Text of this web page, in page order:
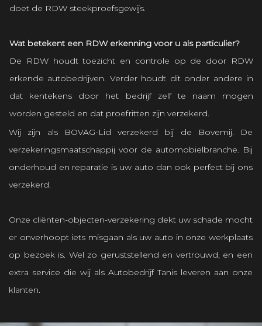
doet de RDW steekproefsgewijs.
Wat betekent een RDW erkenning voor u als particulier?
De RDW houdt toezicht en controle op de door RDW
erkende autobedrijven. Verder houdt dit onder andere in
dat kentekens door het bedrijf zelf te naam mogen
worden gesteld en dat proefritten zijn verzekerd.
Wij zijn als BOVAG-Lid verzekerd bij de
Bovemij. De
verzekeringsmaatschappij voor de automobielbranche. Bij
onderhoud en reparatie is uw auto dan ook perfect bij ons
verzekerd.
Onze cliënten-objecten-verzekering dekt uw schade mocht
er onverhoopt iets misgaan als uw auto in onze werkplaats
op bezoek is. Wel zo geruststellend en vertrouwd, en een
extra service die wij als Autobedrijf Tanis leveren aan onze
klanten.